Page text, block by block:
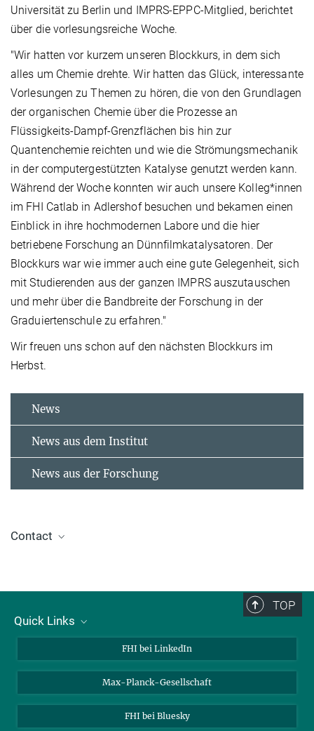
Universität zu Berlin und IMPRS-EPPC-Mitglied, berichtet
über die vorlesungsreiche Woche.
"Wir hatten vor kurzem unseren Blockkurs, in dem sich
alles um Chemie drehte. Wir hatten das Glück, interessante
Vorlesungen zu Themen zu hören, die von den Grundlagen
der organischen Chemie über die Prozesse an
Flüssigkeits-Dampf-Grenzflächen bis hin zur
Quantenchemie reichten und wie die Strömungsmechanik
in der computergestützten Katalyse genutzt werden kann.
Während der Woche konnten wir auch unsere Kolleg*innen
im FHI Catlab in Adlershof besuchen und bekamen einen
Einblick in ihre hochmodernen Labore und die hier
betriebene Forschung an Dünnfilmkatalysatoren. Der
Blockkurs war wie immer auch eine gute Gelegenheit, sich
mit Studierenden aus der ganzen IMPRS auszutauschen
und mehr über die Bandbreite der Forschung in der
Graduiertenschule zu erfahren."
Wir freuen uns schon auf den nächsten Blockkurs im
Herbst.
News
News aus dem Institut
News aus der Forschung
Contact
imprs@fritz-haber-institut.de
TOP
Quick Links
Stellenangebote
FHI bei LinkedIn
Max-Planck-Gesellschaft
FHI bei Bluesky